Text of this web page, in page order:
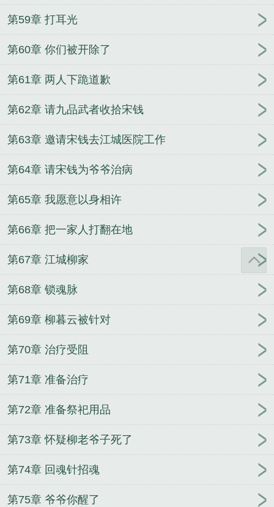
第59章 打耳光
第60章 你们被开除了
第61章 两人下跪道歉
第62章 请九品武者收拾宋钱
第63章 邀请宋钱去江城医院工作
第64章 请宋钱为爷爷治病
第65章 我愿意以身相许
第66章 把一家人打翻在地
第67章 江城柳家
第68章 锁魂脉
第69章 柳暮云被针对
第70章 治疗受阻
第71章 准备治疗
第72章 准备祭祀用品
第73章 怀疑柳老爷子死了
第74章 回魂针招魂
第75章 爷爷你醒了